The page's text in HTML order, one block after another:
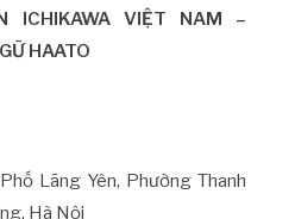
ICHIKAWA VIỆT NAM –
HAATO
Lãng Yên, Phường Thanh
Hà Nội